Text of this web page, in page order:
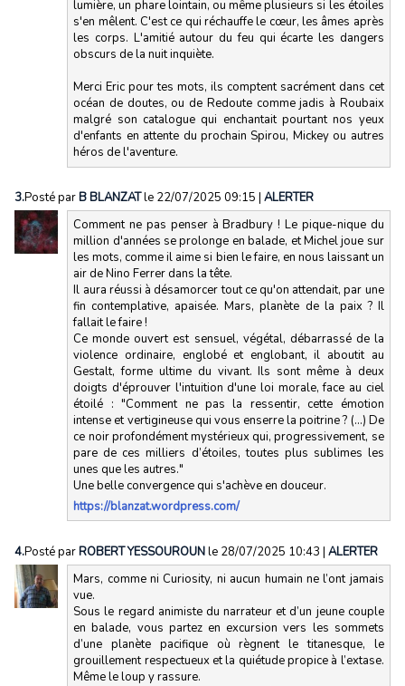
lumière, un phare lointain, ou même plusieurs si les étoiles
s'en mêlent. C'est ce qui réchauffe le cœur, les âmes après
les corps. L'amitié autour du feu qui écarte les dangers
obscurs de la nuit inquiète.
Merci Eric pour tes mots, ils comptent sacrément dans cet
océan de doutes, ou de Redoute comme jadis à Roubaix
malgré son catalogue qui enchantait pourtant nos yeux
d'enfants en attente du prochain Spirou, Mickey ou autres
héros de l'aventure.
3.Posté parB BLANZATle 22/07/2025 09:15 | ALERTER
Comment ne pas penser à Bradbury ! Le pique-nique du
million d'années se prolonge en balade, et Michel joue sur
les mots, comme il aime si bien le faire, en nous laissant un
air de Nino Ferrer dans la tête.
Il aura réussi à désamorcer tout ce qu'on attendait, par une
fin contemplative, apaisée. Mars, planète de la paix ? Il
fallait le faire !
Ce monde ouvert est sensuel, végétal, débarrassé de la
violence ordinaire, englobé et englobant, il aboutit au
Gestalt, forme ultime du vivant. Ils sont même à deux
doigts d'éprouver l'intuition d'une loi morale, face au ciel
étoilé : "Comment ne pas la ressentir, cette émotion
intense et vertigineuse qui vous enserre la poitrine ? (...) De
ce noir profondément mystérieux qui, progressivement, se
pare de ces milliers d’étoiles, toutes plus sublimes les
unes que les autres."
Une belle convergence qui s'achève en douceur.
https://blanzat.wordpress.com/
4.Posté parROBERT YESSOUROUNle 28/07/2025 10:43 | ALERTER
Mars, comme ni Curiosity, ni aucun humain ne l’ont jamais
vue.
Sous le regard animiste du narrateur et d’un jeune couple
en balade, vous partez en excursion vers les sommets
d’une planète pacifique où règnent le titanesque, le
grouillement respectueux et la quiétude propice à l’extase.
Même le loup y rassure.